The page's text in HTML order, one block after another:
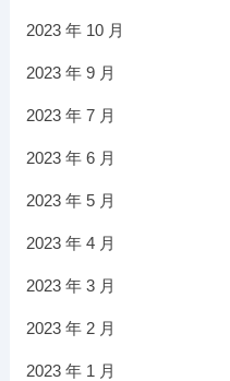
2023 年 10 月
2023 年 9 月
2023 年 7 月
2023 年 6 月
2023 年 5 月
2023 年 4 月
2023 年 3 月
2023 年 2 月
2023 年 1 月